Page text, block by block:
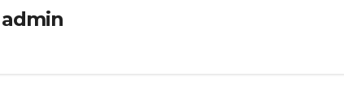
admin